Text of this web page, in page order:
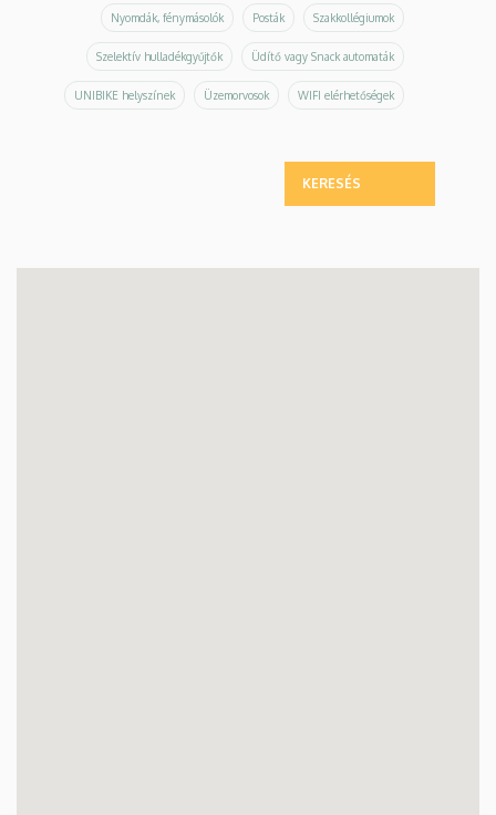
Nyomdák, fénymásolók Posták Szakkollégiumok
Szelektív hulladékgyűjtők Üdítő vagy Snack automaták
UNIBIKE helyszínek Üzemorvosok WIFI elérhetőségek